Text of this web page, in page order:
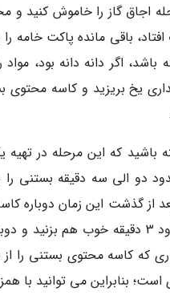
اجاق گاز را خاموش کنید
افتاد، باقی مانده پاکت
باشد، اگر دانه دانه بود،
یخ بریزید و کاسه محتوی
باشید که این مرحله در
از گذشت این زمان دوباره
که کاسه محتوی بستنی را
است؛ بنابراین می توانید با